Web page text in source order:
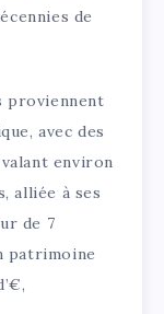
de
proviennent
avec des
environ
alliée à ses
de 7
patrimoine